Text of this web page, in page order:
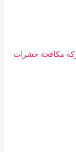
مكافحة حشرات